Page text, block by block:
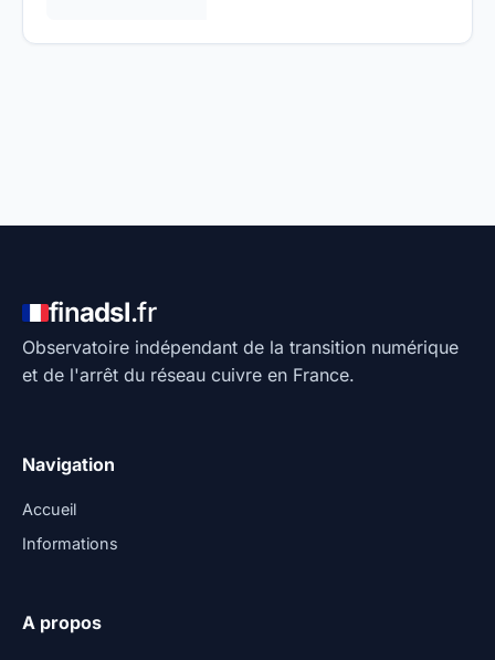
finadsl.fr
Observatoire indépendant de la transition numérique
et de l'arrêt du réseau cuivre en France.
Navigation
Accueil
Informations
A propos